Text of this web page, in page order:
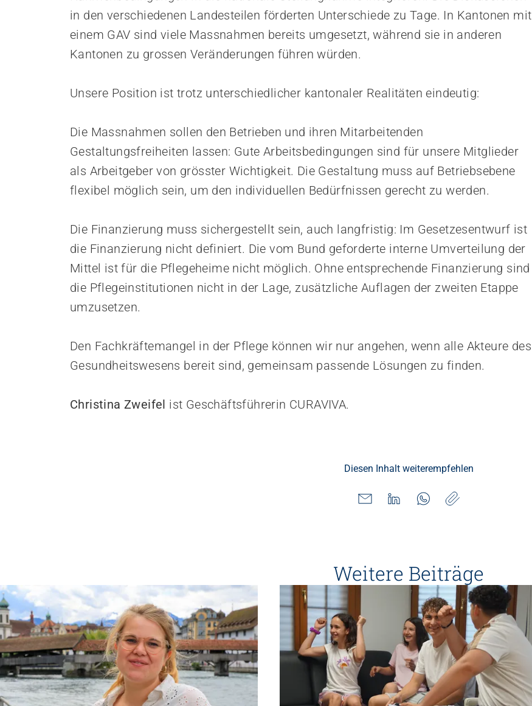
in den verschiedenen Landesteilen förderten Unterschiede zu Tage. In Kantonen mit
einem GAV sind viele Massnahmen bereits umgesetzt, während sie in anderen
Kantonen zu grossen Veränderungen führen würden.
Unsere Position ist trotz unterschiedlicher kantonaler Realitäten eindeutig:
Die Massnahmen sollen den Betrieben und ihren Mitarbeitenden
Gestaltungsfreiheiten lassen: Gute Arbeitsbedingungen sind für unsere Mitglieder
als Arbeitgeber von grösster Wichtigkeit. Die Gestaltung muss auf Betriebsebene
flexibel möglich sein, um den individuellen Bedürfnissen gerecht zu werden.
Die Finanzierung muss sichergestellt sein, auch langfristig: Im Gesetzesentwurf ist
die Finanzierung nicht definiert. Die vom Bund geforderte interne Umverteilung der
Mittel ist für die Pflegeheime nicht möglich. Ohne entsprechende Finanzierung sind
die Pflegeinstitutionen nicht in der Lage, zusätzliche Auflagen der zweiten Etappe
umzusetzen.
Den Fachkräftemangel in der Pflege können wir nur angehen, wenn alle Akteure des
Gesundheitswesens bereit sind, gemeinsam passende Lösungen zu finden.
Christina Zweifel ist Geschäftsführerin CURAVIVA.
Diesen Inhalt weiterempfehlen
Weitere Beiträge